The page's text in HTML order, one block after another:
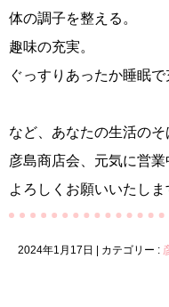
体の調子を整える。
趣味の充実。
ぐっすりあったか睡眠で
など、あなたの生活のそ
彦島商店会、元気に営業
よろしくお願いいたしま
2024年1月17日 カテゴリー :